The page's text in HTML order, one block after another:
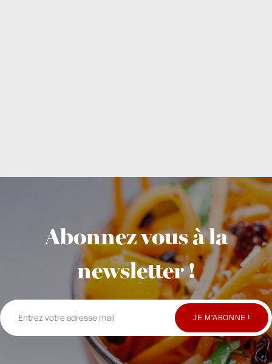
Abonnez vous à la
newsletter !